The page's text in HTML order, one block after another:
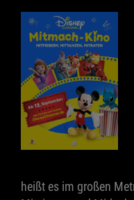
heißt es im großen